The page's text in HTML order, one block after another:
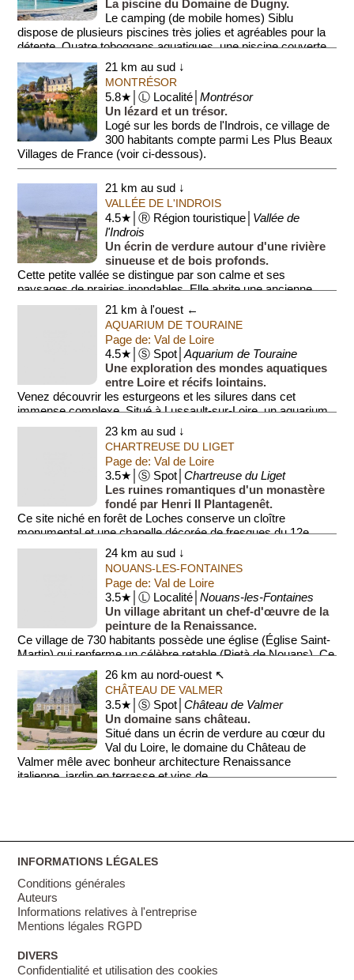
La piscine du Domaine de Dugny.
Le camping (de mobile homes) Siblu
dispose de plusieurs piscines très jolies et agréables pour la
détente. Quatre toboggans aquatiques, une piscine couverte,
une pisc...
21 km au sud ↓
MONTRÉSOR
5.8★│Ⓛ Localité│Montrésor
Un lézard et un trésor.
Logé sur les bords de l'Indrois, ce village de
300 habitants compte parmi Les Plus Beaux
Villages de France (voir ci-dessous).
Selon la légende, c'est un lézard qui ...
21 km au sud ↓
VALLÉE DE L'INDROIS
4.5★│Ⓡ Région touristique│ Vallée de
l'Indrois
Un écrin de verdure autour d'une rivière
sinueuse et de bois profonds.
Cette petite vallée se distingue par son calme et ses
paysages de prairies inondables. Elle abrite une ancienne
chartreuse mo...
21 km à l'ouest ←
AQUARIUM DE TOURAINE
Page de: Val de Loire
4.5★│Ⓢ Spot│Aquarium de Touraine
Une exploration des mondes aquatiques
entre Loire et récifs lointains.
Venez découvrir les esturgeons et les silures dans cet
immense complexe. Situé à Lussault-sur-Loire, un aquarium
(Aquarium de ...
23 km au sud ↓
CHARTREUSE DU LIGET
Page de: Val de Loire
3.5★│Ⓢ Spot│Chartreuse du Liget
Les ruines romantiques d'un monastère
fondé par Henri II Plantagenêt.
Ce site niché en forêt de Loches conserve un cloître
monumental et une chapelle décorée de fresques du 12e
siècle. L'atmosphè...24 km au sud ↓
NOUANS-LES-FONTAINES
Page de: Val de Loire
3.5★│Ⓛ Localité│Nouans-les-Fontaines
Un village abritant un chef-d'œuvre de la
peinture de la Renaissance.
Ce village de 730 habitants possède une église (Église Saint-
Martin) qui renferme un célèbre retable (Pietà de Nouans). Ce
reta...
26 km au nord-ouest ↖
CHÂTEAU DE VALMER
3.5★│Ⓢ Spot│Château de Valmer
Un domaine sans château.
Situé dans un écrin de verdure au cœur du
Val du Loire, le domaine du Château de
Valmer mêle avec bonheur architecture Renaissance
italienne, jardin en terrasse et vins de ...
INFORMATIONS LÉGALES
Conditions générales
Auteurs
Informations relatives à l'entreprise
Mentions légales RGPD
DIVERS
Confidentialité et utilisation des cookies